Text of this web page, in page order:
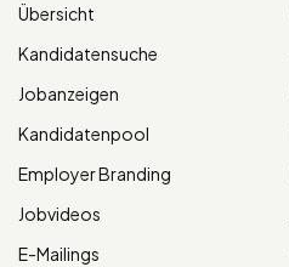
Übersicht
Kandidatensuche
Jobanzeigen
Kandidatenpool
Employer Branding
Jobvideos
E-Mailings